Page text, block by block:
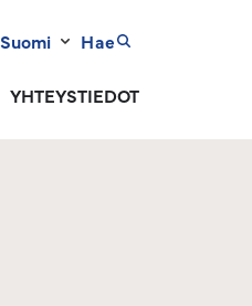
Suomi Hae
YHTEYSTIEDOT